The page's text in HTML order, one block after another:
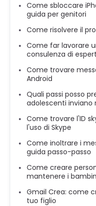
Come sbloccare
guida per genitori
Come risolvere il
Come far lavorare
consulenza di
Come trovare
Android
Quali passi posso
adolescenti inviano
Come trovare l'ID
l'uso di Skype
Come inoltrare i
guida passo-passo
Come creare
mantenere i
Gmail Crea: come
tuo figlio